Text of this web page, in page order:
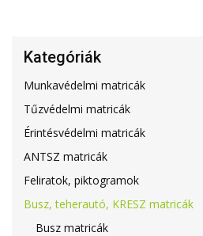
Kategóriák
Munkavédelmi matricák
Tűzvédelmi matricák
Érintésvédelmi matricák
ANTSZ matricák
Feliratok, piktogramok
Busz, teherautó, KRESZ matricák
Busz matricák